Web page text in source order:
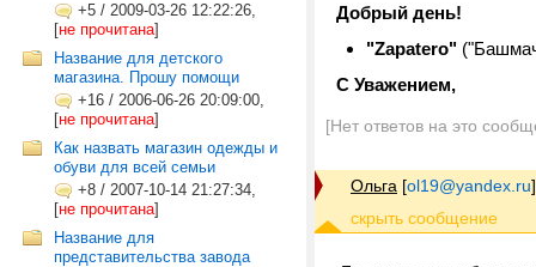
+5 / 2009-03-26 12:22:26,
[не прочитана]
Название для детского
магазина. Прошу помощи
+16 / 2006-06-26 20:09:00,
[не прочитана]
Как назвать магазин одежды и
обуви для всей семьи
+8 / 2007-10-14 21:27:34,
[не прочитана]
Название для
представительства завода
Добрый день!
"Zapatero"
С Уважением,
[Нет ответов на это
Ольга [ol19@yandex.ru]